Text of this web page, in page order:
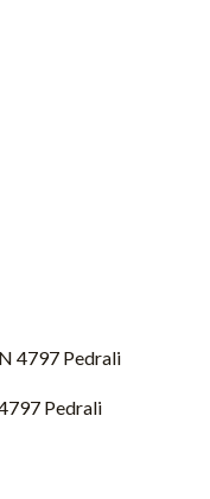
Pedrali